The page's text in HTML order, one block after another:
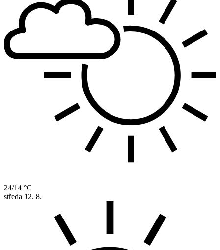
24/14 °C
středa 12. 8.